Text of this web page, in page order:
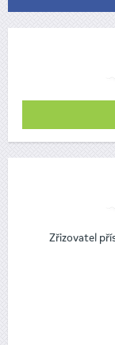
Zřizovatel